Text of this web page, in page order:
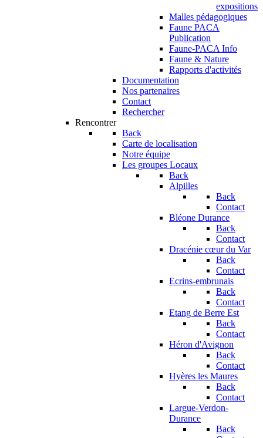
expositions
Malles pédagogiques
Faune PACA
Publication
Faune-PACA Info
Faune & Nature
Rapports d'activités
Documentation
Nos partenaires
Contact
Rechercher
Rencontrer
Back
Carte de localisation
Notre équipe
Les groupes Locaux
Back
Alpilles
Back
Contact
Bléone Durance
Back
Contact
Dracénie cœur du Var
Back
Contact
Ecrins-embrunais
Back
Contact
Etang de Berre Est
Back
Contact
Héron d'Avignon
Back
Contact
Hyères les Maures
Back
Contact
Largue-Verdon-
Durance
Back